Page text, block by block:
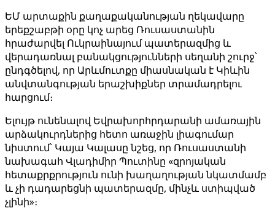
ԵՄ արտաքին քաղաքականության ղեկավարը
երեքշաբթի օրը կոչ արեց Ռուսաստանին
հրաժարվել Ուկրաինայում պատերազմից և
վերադառնալ բանակցությունների սեղանի շուրջ՝
ընդգծելով, որ Արևմուտքը միասնական է Կիևին
անվտանգության երաշխիքներ տրամադրելու
հարցում։
Ելույթ ունենալով Եվրախորհրդարանի ամառային
արձակուրդներից հետո առաջին լիագումար
նիստում՝ Կայա Կալասը նշեց, որ Ռուսաստանի
նախագահ Վլադիմիր Պուտինը «զրոյական
հետաքրքրություն ունի խաղաղության նկատմամբ
և չի դադարեցնի պատերազմը, մինչև ստիպված
չլինի»։